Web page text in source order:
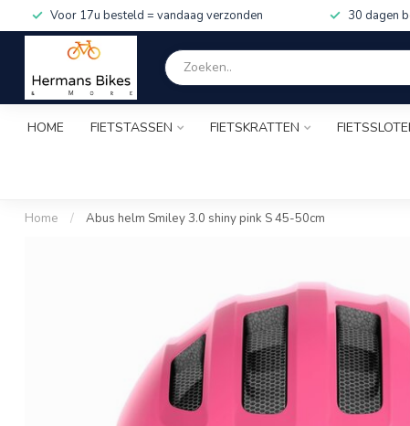
Voor 17u besteld = vandaag verzonden 30 dagen
HOME FIETSTASSEN FIETSKRATTEN
Home / Abus helm Smiley 3.0 shiny pink S 45-50cm